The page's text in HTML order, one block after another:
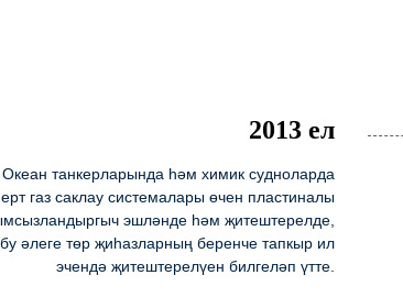
2013 ел
Океан танкерларында һәм химик судноларда
газ саклау системалары өчен пластиналы
эшләнде һәм җитештерелде,
бу әлеге төр җиһазларның беренче тапкыр ил
эчендә җитештерелүен билгеләп үтте.